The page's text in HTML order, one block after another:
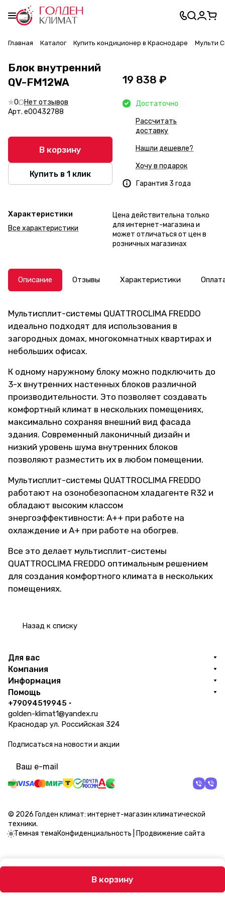
Главная Каталог Купить кондиционер в Краснодаре Мульти
Блок внутренний
QV-FM12WA
0
Нет отзывов
Арт. e00432788
В корзину
Купить в 1 клик
Характеристики
Все характеристики
19 838 ₽
Достаточно
Рассчитать
доставку
Нашли дешевле?
Хочу в подарок
Гарантия 3 года
Цена действительна только
для интернет-магазина и
может отличаться от цен в
розничных магазинах
Описание Отзывы Характеристики
Мультисплит-системы QUATTROCLIMA FREDDO
идеально подходят для использования в
загородных домах, многокомнатных квартирах и
небольших офисах.
К одному наружному блоку можно подключить до
3-х внутренних настенных блоков различ­ной
производительности. Это позволяет создавать
комфортный климат в нескольких помещениях,
максимально сохраняя внешний вид фасада
здания. Современный лаконичный дизайн и
низкий уровень шума внутренних блоков
позволяют разместить их в любом помещении.
Мультисплит-системы QUATTROCLIMA FREDDO
работают на озонобезопасном хладагенте R32 и
обладают высоким классом
энергоэффективности: А++ при работе на
охлаждение и А+ при работе на обогрев.
Все это делает мультисплит-системы
QUATTROCLIMA FREDDO оптимальным решением
для создания комфортного климата в нескольких
помещениях.
Назад к списку
В корзину
Для вас
Компания
Информация
Помощь
+79094519945
golden-klimat1@yandex.ru
Краснодар ул. Российская 324
Подписаться на новости и акции
© 2026 Голден климат: интернет-магазин климатической
техники.
Темная темаКонфиденциальность Продвижение сайта